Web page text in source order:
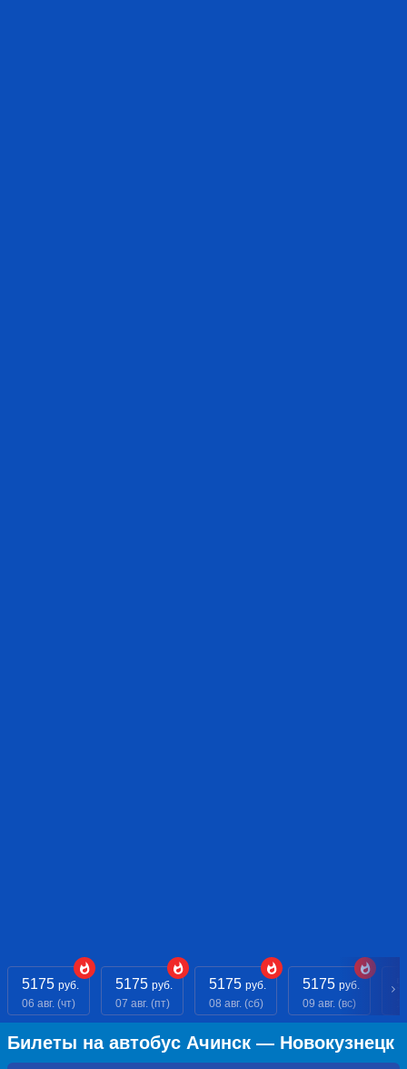
5175 руб.
06 авг. (чт)
5175 руб.
07 авг. (пт)
5175 руб.
08 авг. (сб)
5175 руб.
09 авг. (вс)
Билеты на автобус Ачинск — Новокузнецк